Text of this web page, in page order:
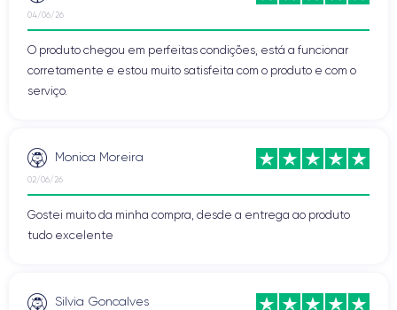
04/06/26
O produto chegou em perfeitas condições, está a funcionar
corretamente e estou muito satisfeita com o produto e com o
serviço.
Monica Moreira
02/06/26
Gostei muito da minha compra, desde a entrega ao produto
tudo excelente
Silvia Goncalves